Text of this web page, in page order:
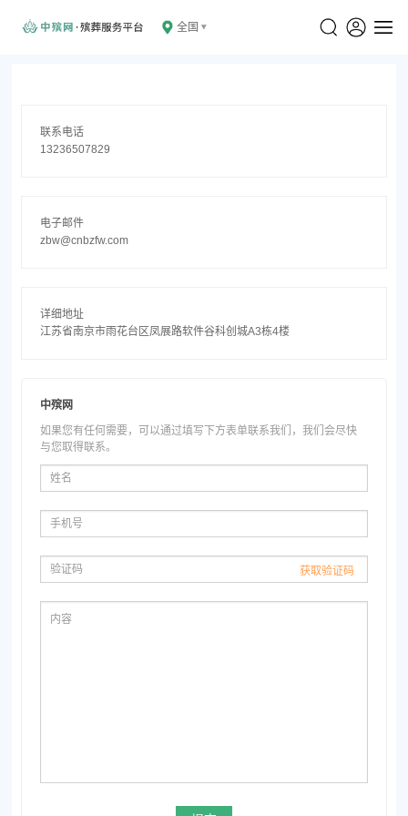
全国
联系电话
13236507829
电子邮件
zbw@cnbzfw.com
详细地址
江苏省南京市雨花台区凤展路软件谷科创城A3栋4楼
中殡网
如果您有任何需要，可以通过填写下方表单联系我们，我们会尽快
与您取得联系。